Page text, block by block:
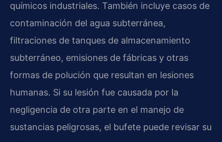
químicos industriales. También incluye casos de
contaminación del agua subterránea,
filtraciones de tanques de almacenamiento
subterráneo, emisiones de fábricas y otras
formas de polución que resultan en lesiones
humanas. Si su lesión fue causada por la
negligencia de otra parte en el manejo de
sustancias peligrosas, el bufete puede revisar su